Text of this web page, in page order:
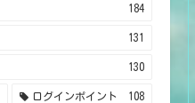
184
131
130
ログインポイント 108